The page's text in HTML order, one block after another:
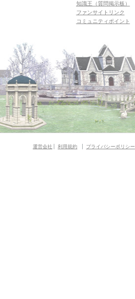
知識王（質問掲示板）
ファンサイトリンク
コミュニティポイント
運営会社 利用規約 プライバシーポリシー